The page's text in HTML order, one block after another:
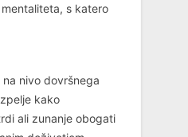
s katero
nivo dovršnega
kako
ali zunanje obogati